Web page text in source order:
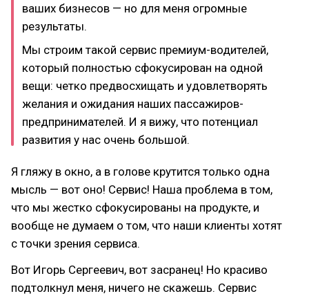
ваших бизнесов — но для меня огромные
результаты.
Мы строим такой сервис премиум-водителей,
который полностью сфокусирован на одной
вещи: четко предвосхищать и удовлетворять
желания и ожидания наших пассажиров-
предпринимателей. И я вижу, что потенциал
развития у нас очень большой.
Я гляжу в окно, а в голове крутится только одна
мысль — вот оно! Сервис! Наша проблема в том,
что мы жестко сфокусированы на продукте, и
вообще не думаем о том, что наши клиенты хотят
с точки зрения сервиса.
Вот Игорь Сергеевич, вот засранец! Но красиво
подтолкнул меня, ничего не скажешь. Сервис